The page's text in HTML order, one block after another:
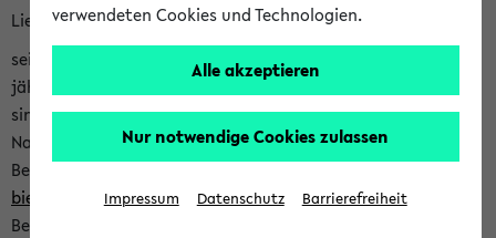
Liebe Studierende,
seit 2023 verleiht das Rektorat der Universität Bielefeld
jährlich den Nachhaltigkeitspreis für Abschlussarbeiten. Sie
sind herzlich eingeladen sich mit Ihrer Abschlussarbeit beim
Nachhaltigkeitsbüro zu bewerben. Bitte nutzen Sie für Ihre
Bewerbung dieses Formular<https://formulare.uni-
bielefeld.de/frontend-server/form/provide/913/>. Die
Bewerbungsfrist endet am 30.09.2026.
verwendeten Cookies und Technologien.
Alle akzeptieren
Nur notwendige Cookies zulassen
Impressum Datenschutz Barrierefreiheit